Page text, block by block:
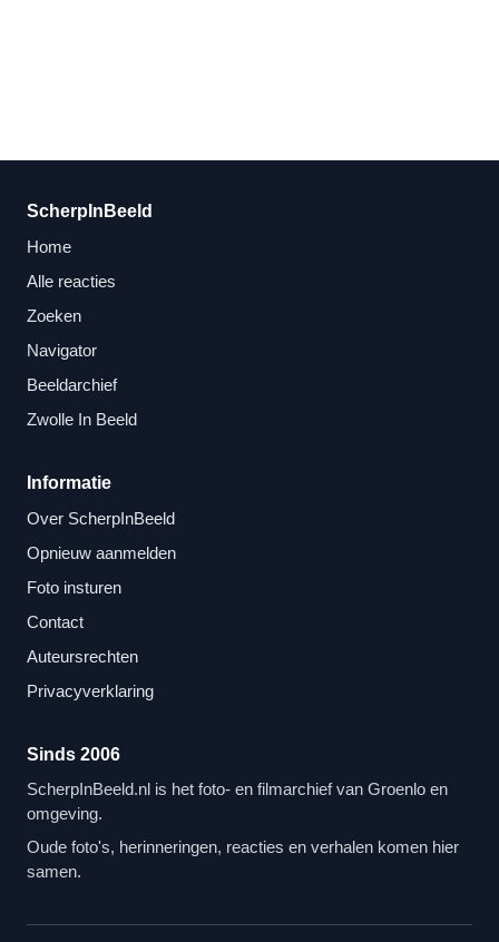
ScherpInBeeld
Home
Alle reacties
Zoeken
Navigator
Beeldarchief
Zwolle In Beeld
Informatie
Over ScherpInBeeld
Opnieuw aanmelden
Foto insturen
Contact
Auteursrechten
Privacyverklaring
Sinds 2006
ScherpInBeeld.nl is het foto- en filmarchief van Groenlo en
omgeving.
Oude foto's, herinneringen, reacties en verhalen komen hier
samen.